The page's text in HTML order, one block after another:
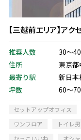
【三越前エリア】ア
推奨人数
30～
住所
東京都
最寄り駅
新日
坪数
60～
セットアップオフィス
ワンフロア
トイレ
かっこいいね
オシ